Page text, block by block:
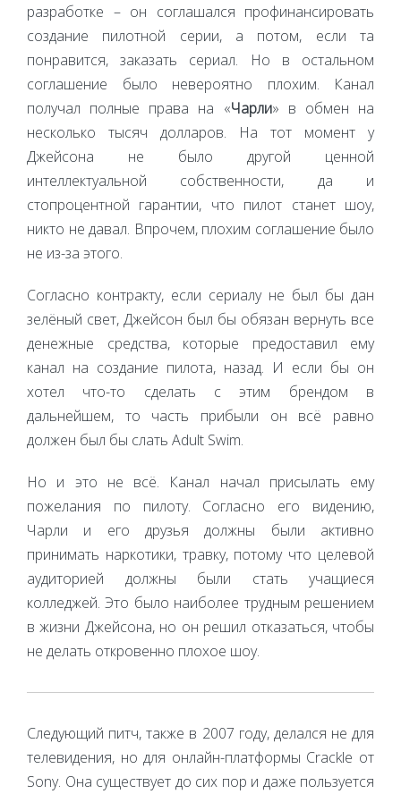
разработке – он соглашался профинансировать
создание пилотной серии, а потом, если та
понравится, заказать сериал. Но в остальном
соглашение было невероятно плохим. Канал
получал полные права на «Чарли» в обмен на
несколько тысяч долларов. На тот момент у
Джейсона не было другой ценной
интеллектуальной собственности, да и
стопроцентной гарантии, что пилот станет шоу,
никто не давал. Впрочем, плохим соглашение было
не из-за этого.
Согласно контракту, если сериалу не был бы дан
зелёный свет, Джейсон был бы обязан вернуть все
денежные средства, которые предоставил ему
канал на создание пилота, назад. И если бы он
хотел что-то сделать с этим брендом в
дальнейшем, то часть прибыли он всё равно
должен был бы слать Adult Swim.
Но и это не всё. Канал начал присылать ему
пожелания по пилоту. Согласно его видению,
Чарли и его друзья должны были активно
принимать наркотики, травку, потому что целевой
аудиторией должны были стать учащиеся
колледжей. Это было наиболее трудным решением
в жизни Джейсона, но он решил отказаться, чтобы
не делать откровенно плохое шоу.
Следующий питч, также в 2007 году, делался не для
телевидения, но для онлайн-платформы Crackle от
Sony. Она существует до сих пор и даже пользуется